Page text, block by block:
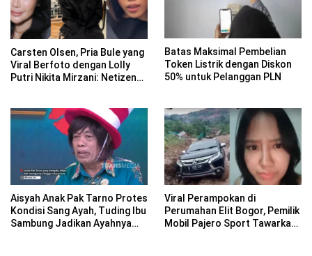
Carsten Olsen, Pria Bule yang
Viral Berfoto dengan Lolly
Putri Nikita Mirzani: Netizen
Batas Maksimal Pembelian
Token Listrik dengan Diskon
50% untuk Pelanggan PLN
Aisyah Anak Pak Tarno Protes
Kondisi Sang Ayah, Tuding Ibu
Sambung Jadikan Ayahnya
Viral Perampokan di
Perumahan Elit Bogor, Pemilik
Mobil Pajero Sport Tawarkan